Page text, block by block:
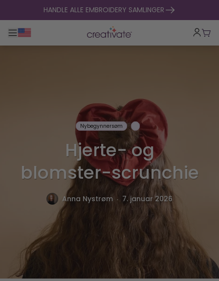
hopp til innholdHANDLE ALLE EMBROIDERY SAMLINGER
Veksle hovednavigasjon
Nybegynnersøm
Hjerte- og
blomster-scrunchie
Anna Nystrøm . 7. januar 2026